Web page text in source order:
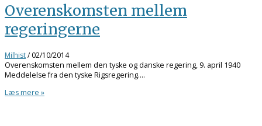
Overenskomsten mellem
regeringerne
Milhist/02/10/2014
Overenskomsten mellem den tyske og danske regering, 9. april 1940
Meddelelse fra den tyske Rigsregering.…
Læs mere »